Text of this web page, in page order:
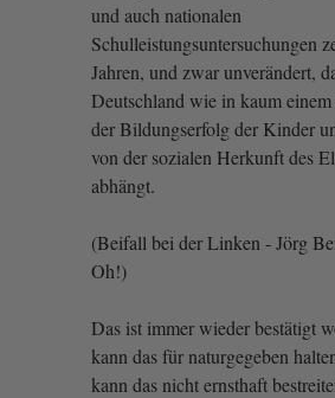
und auch nationalen
Schulleistungsuntersuchungen
Jahren, und zwar unverändert,
Deutschland wie in kaum
der Bildungserfolg der Kinder
von der sozialen Herkunft des
abhängt.
(Beifall bei der Linken - Jörg
Oh!)
Das ist immer wieder bestätigt
kann das für naturgegeben
kann das nicht ernsthaft